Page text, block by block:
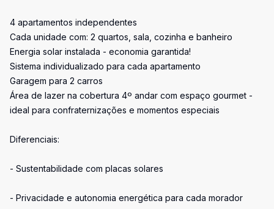
4 apartamentos independentes
Cada unidade com: 2 quartos, sala, cozinha e banheiro
Energia solar instalada - economia garantida!
Sistema individualizado para cada apartamento
Garagem para 2 carros
Área de lazer na cobertura 4º andar com espaço gourmet -
ideal para confraternizações e momentos especiais
Diferenciais:
- Sustentabilidade com placas solares
- Privacidade e autonomia energética para cada morador